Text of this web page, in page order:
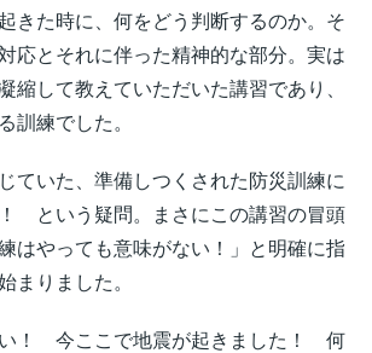
きた時に、何をどう判断するのか。そ
応とそれに伴った精神的な部分。実は
縮して教えていただいた講習であり、
訓練でした。
ていた、準備しつくされた防災訓練に
という疑問。まさにこの講習の冒頭
はやっても意味がない！」と明確に指
まりました。
い！ 今ここで地震が起きました！ 何